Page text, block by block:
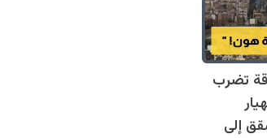
تضرب
إلى